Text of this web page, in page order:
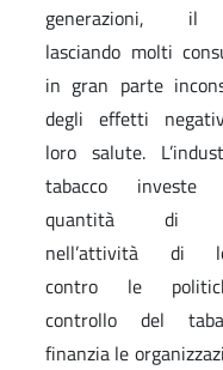
generazioni,
lasciando molti
in gran parte
degli effetti
loro salute.
tabacco investe
quantità di
nell’attività di
contro le
controllo del
finanzia le